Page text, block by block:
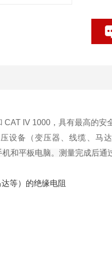
CAT IV 1000，具有最高的
设备（变压器、线缆、马达
和平板电脑。测量完成后通
等）的绝缘电阻